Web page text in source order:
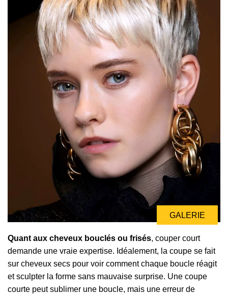
GALERIE
Quant aux cheveux bouclés ou frisés, couper court
demande une vraie expertise. Idéalement, la coupe se fait
sur cheveux secs pour voir comment chaque boucle réagit
et sculpter la forme sans mauvaise surprise. Une coupe
courte peut sublimer une boucle, mais une erreur de